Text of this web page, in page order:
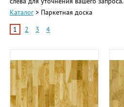
Каталог> Паркетная доска
1
2 3 4